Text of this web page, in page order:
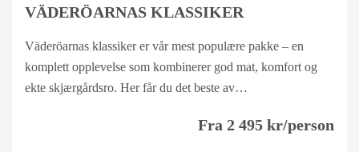
VÄDERÖARNAS KLASSIKER
Väderöarnas klassiker er vår mest populære pakke – en
komplett opplevelse som kombinerer god mat, komfort og
ekte skjærgårdsro. Her får du det beste av…
Fra 2 495 kr/person